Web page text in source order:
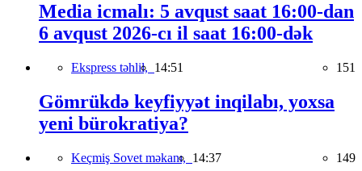
Media icmalı: 5 avqust saat 16:00-dan
6 avqust 2026-cı il saat 16:00-dək
Ekspress təhlil, 14:51 151
Gömrükdə keyfiyyət inqilabı, yoxsa
yeni bürokratiya?
Keçmiş Sovet məkanı, 14:37 149